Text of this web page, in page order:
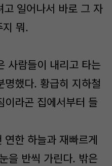
일어나서 바로 그 자
뭐.
사람들이 내리고 타는
했다. 황급히 지하철
라곤 집에서부터 들
한 하늘과 재빠르게
을 반씩 가린다. 밖은